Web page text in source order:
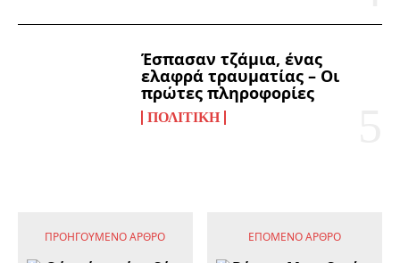
Έσπασαν τζάμια, ένας
ελαφρά τραυματίας – Οι
πρώτες πληροφορίες
ΠΟΛΙΤΙΚΉ
ΠΡΟΗΓΟΎΜΕΝΟ ΆΡΘΡΟ ΕΠΌΜΕΝΟ ΆΡΘΡΟ